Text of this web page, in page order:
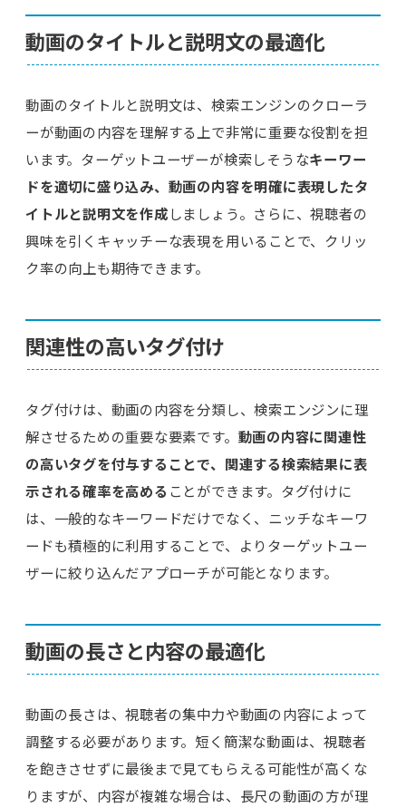
動画のタイトルと説明文の最適化
動画のタイトルと説明文は、検索エンジンのクローラ
ーが動画の内容を理解する上で非常に重要な役割を担
います。ターゲットユーザーが検索しそうなキーワー
ドを適切に盛り込み、動画の内容を明確に表現したタ
イトルと説明文を作成しましょう。さらに、視聴者の
興味を引くキャッチーな表現を用いることで、クリッ
ク率の向上も期待できます。
関連性の高いタグ付け
タグ付けは、動画の内容を分類し、検索エンジンに理
解させるための重要な要素です。 動画の内容に関連性
の高いタグを付与することで、関連する検索結果に表
示される確率を高める ことができます。タグ付けに
は、一般的なキーワードだけでなく、ニッチなキーワ
ードも積極的に利用することで、よりターゲットユー
ザーに絞り込んだアプローチが可能となります。
動画の長さと内容の最適化
動画の長さは、視聴者の集中力や動画の内容によって
調整する必要があります。短く簡潔な動画は、視聴者
を飽きさせずに最後まで見てもらえる可能性が高くな
りますが、内容が複雑な場合は、長尺の動画の方が理